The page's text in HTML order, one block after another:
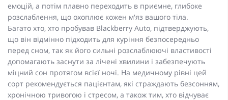
емоцій, а потім плавно переходить в приємне, глибоке
розслаблення, що охоплює кожен м'яз вашого тіла.
Багато хто, хто пробував Blackberry Auto, підтверджують,
що він відмінно підходить для куріння безпосередньо
перед сном, так як його сильні розслаблюючі властивості
допомагають заснути за лічені хвилини і забезпечують
міцний сон протягом всієї ночі. На медичному рівні цей
сорт рекомендується пацієнтам, які страждають безсонням,
хронічною тривогою і стресом, а також тим, хто відчуває